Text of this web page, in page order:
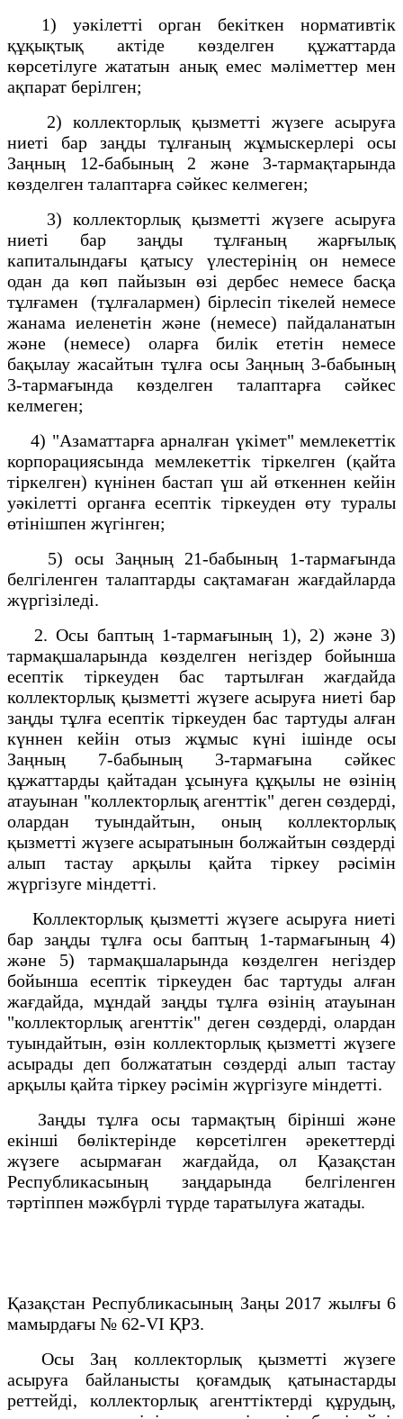
1) уәкілетті орган бекіткен нормативтік
құқықтық актіде көзделген құжаттарда
көрсетілуге жататын анық емес мәліметтер мен
ақпарат берілген;
2) коллекторлық қызметті жүзеге асыруға
ниеті бар заңды тұлғаның жұмыскерлері осы
Заңның 12-бабының 2 және 3-тармақтарында
көзделген талаптарға сәйкес келмеген;
3) коллекторлық қызметті жүзеге асыруға
ниеті бар заңды тұлғаның жарғылық
капиталындағы қатысу үлестерінің он немесе
одан да көп пайызын өзі дербес немесе басқа
тұлғамен (тұлғалармен) бірлесіп тікелей немесе
жанама иеленетін және (немесе) пайдаланатын
және (немесе) оларға билік ететін немесе
бақылау жасайтын тұлға осы Заңның 3-бабының
3-тармағында көзделген талаптарға сәйкес
келмеген;
4) "Азаматтарға арналған үкімет" мемлекеттік
корпорациясында мемлекеттік тіркелген (қайта
тіркелген) күнінен бастап үш ай өткеннен кейін
уәкілетті органға есептік тіркеуден өту туралы
өтінішпен жүгінген;
5) осы Заңның 21-бабының 1-тармағында
белгіленген талаптарды сақтамаған жағдайларда
жүргізіледі.
2. Осы баптың 1-тармағының 1), 2) және 3)
тармақшаларында көзделген негіздер бойынша
есептік тіркеуден бас тартылған жағдайда
коллекторлық қызметті жүзеге асыруға ниеті бар
заңды тұлға есептік тіркеуден бас тартуды алған
күннен кейін отыз жұмыс күні ішінде осы
Заңның 7-бабының 3-тармағына сәйкес
құжаттарды қайтадан ұсынуға құқылы не өзінің
атауынан "коллекторлық агенттік" деген сөздерді,
олардан туындайтын, оның коллекторлық
қызметті жүзеге асыратынын болжайтын сөздерді
алып тастау арқылы қайта тіркеу рәсімін
жүргізуге міндетті.
Коллекторлық қызметті жүзеге асыруға ниеті
бар заңды тұлға осы баптың 1-тармағының 4)
және 5) тармақшаларында көзделген негіздер
бойынша есептік тіркеуден бас тартуды алған
жағдайда, мұндай заңды тұлға өзінің атауынан
"коллекторлық агенттік" деген сөздерді, олардан
туындайтын, өзін коллекторлық қызметті жүзеге
асырады деп болжататын сөздерді алып тастау
арқылы қайта тіркеу рәсімін жүргізуге міндетті.
Заңды тұлға осы тармақтың бірінші және
екінші бөліктерінде көрсетілген әрекеттерді
жүзеге асырмаған жағдайда, ол Қазақстан
Республикасының заңдарында белгіленген
тәртіппен мәжбүрлі түрде таратылуға жатады.
Қазақстан Республикасының Заңы 2017 жылғы 6
мамырдағы № 62-VІ ҚРЗ.
Осы Заң коллекторлық қызметті жүзеге
асыруға байланысты қоғамдық қатынастарды
реттейді, коллекторлық агенттіктерді құрудың,